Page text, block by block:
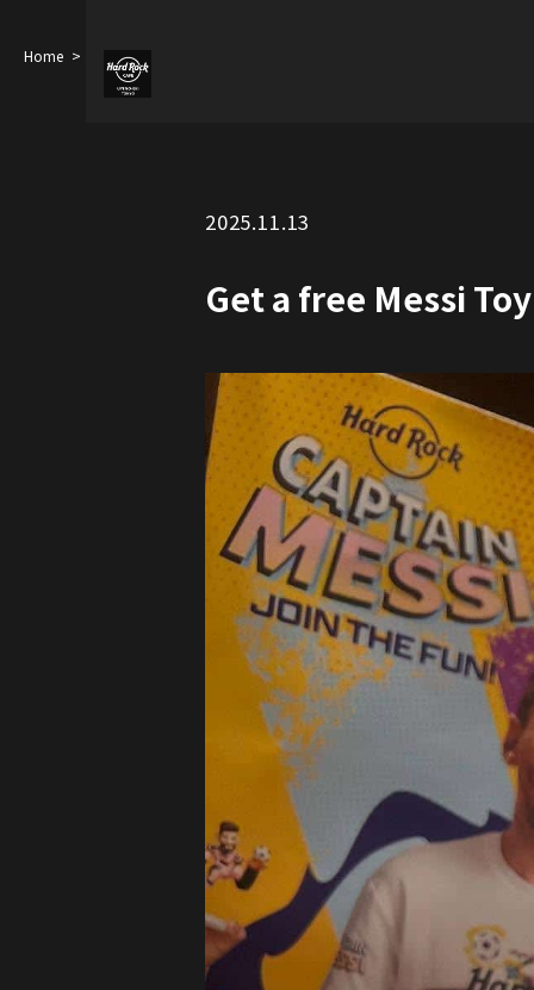
Home Get a free Messi Toy!
2025.11.13
Get a free Messi